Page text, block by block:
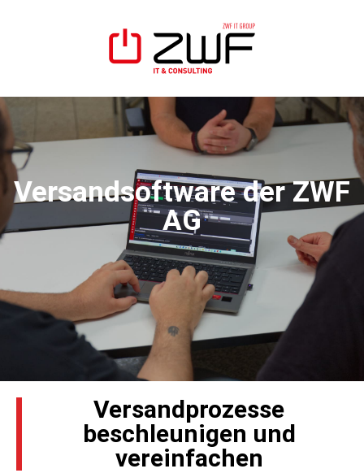
Versandsoftware der ZWF
AG
Versandprozesse
beschleunigen und
vereinfachen